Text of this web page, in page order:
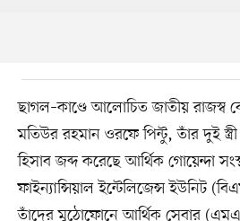
ছাগল–কাণ্ডে আলোচিত জাতীয় রাজস্ব
মতিউর রহমান ওরফে পিন্টু, তাঁর দুই
হিসাব জব্দ করেছে আর্থিক গোয়েন্দা
ফাইন্যান্সিয়াল ইন্টেলিজেন্স ইউনিট
তাঁদের মুঠোফোনে আর্থিক সেবার